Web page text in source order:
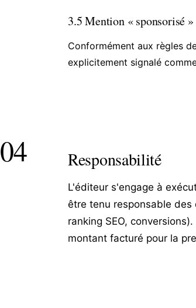
3.5 Mention « sponsorisé »
Conformément aux règles
explicitement signalé
04 Responsabilité
L'éditeur s'engage à
être tenu responsable des
ranking SEO,
montant facturé pour la